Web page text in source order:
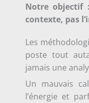
Notre objectif
contexte, pas
Les
poste tout
jamais une
Un mauvais
l’énergie et